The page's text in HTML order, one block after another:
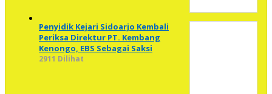
Penyidik Kejari Sidoarjo Kembali
Periksa Direktur PT. Kembang
Kenongo, EBS Sebagai Saksi
2911 Dilihat